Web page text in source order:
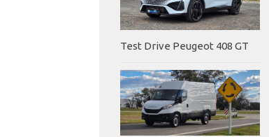
Test Drive Peugeot 408 GT